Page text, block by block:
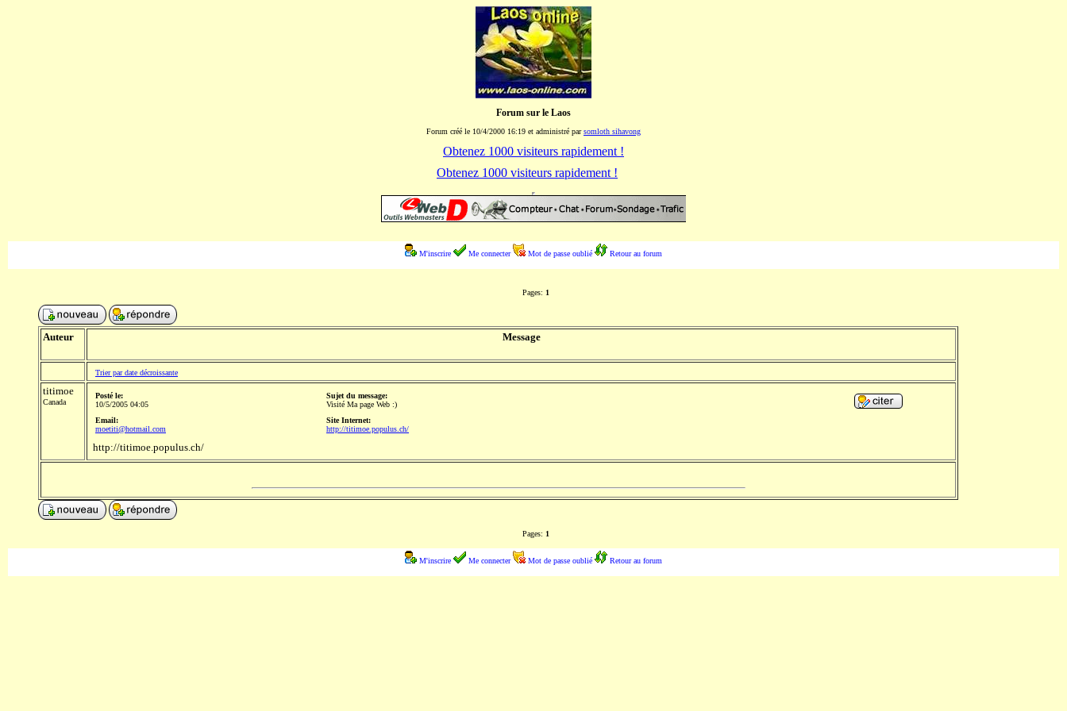
Forum sur le Laos
Forum créé le 10/4/2000 16:19 et administré parsomloth sihavong
Obtenez 1000 visiteurs rapidement !
Obtenez 1000 visiteurs rapidement !
M'inscrire Me connecter Mot de passe oublié Retour au forum
Pages: 1
Auteur Message
Trier par date décroissante
titimoe
Canada
Posté le:
10/5/2005 04:05
Sujet du message:
Visité Ma page Web :)
Email:
moetiti@hotmail.com
Site Internet:
http://titimoe.populus.ch/
http://titimoe.populus.ch/
Pages: 1
M'inscrire Me connecter Mot de passe oublié Retour au forum